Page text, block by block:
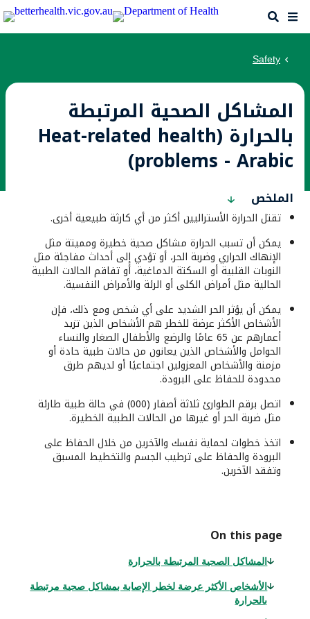
Skip
to
Search
Safety
المشاكل الصحية المرتبطة
بالحرارة (Heat-related health
problems - Arabic)
الملخص
تقتل الحرارة الأستراليين أكثر من أي كارثة طبيعية أخرى.
يمكن أن تسبب الحرارة مشاكل صحية خطيرة ومميتة مثل
الإنهاك الحراري وضربة الحر، أو تؤدي إلى أحداث مفاجئة مثل
النوبات القلبية أو السكتة الدماغية، أو تفاقم الحالات الطبية
الحالية مثل أمراض الكلى أو الرئة والأمراض النفسية.
يمكن أن يؤثر الحر الشديد على أي شخص ومع ذلك، فإن
الأشخاص الأكثر عرضة للخطر هم الأشخاص الذين تزيد
أعمارهم عن 65 عامًا والرضع والأطفال الصغار والنساء
الحوامل والأشخاص الذين يعانون من حالات طبية حادة أو
مزمنة والأشخاص المعزولين اجتماعيًا أو لديهم طرق
محدودة للحفاظ على البرودة.
اتصل برقم الطوارئ ثلاثة أصفار (000) في حالة طبية طارئة
مثل ضربة الحر أو غيرها من الحالات الطبية الخطيرة.
اتخذ خطوات لحماية نفسك والآخرين من خلال الحفاظ على
البرودة والحفاظ على ترطيب الجسم والتخطيط المسبق
وتفقد الآخرين.
On this page
المشاكل الصحية المرتبطة بالحرارة
الأشخاص الأكثر عرضة لخطر الإصابة بمشاكل صحية مرتبطة
بالحرارة